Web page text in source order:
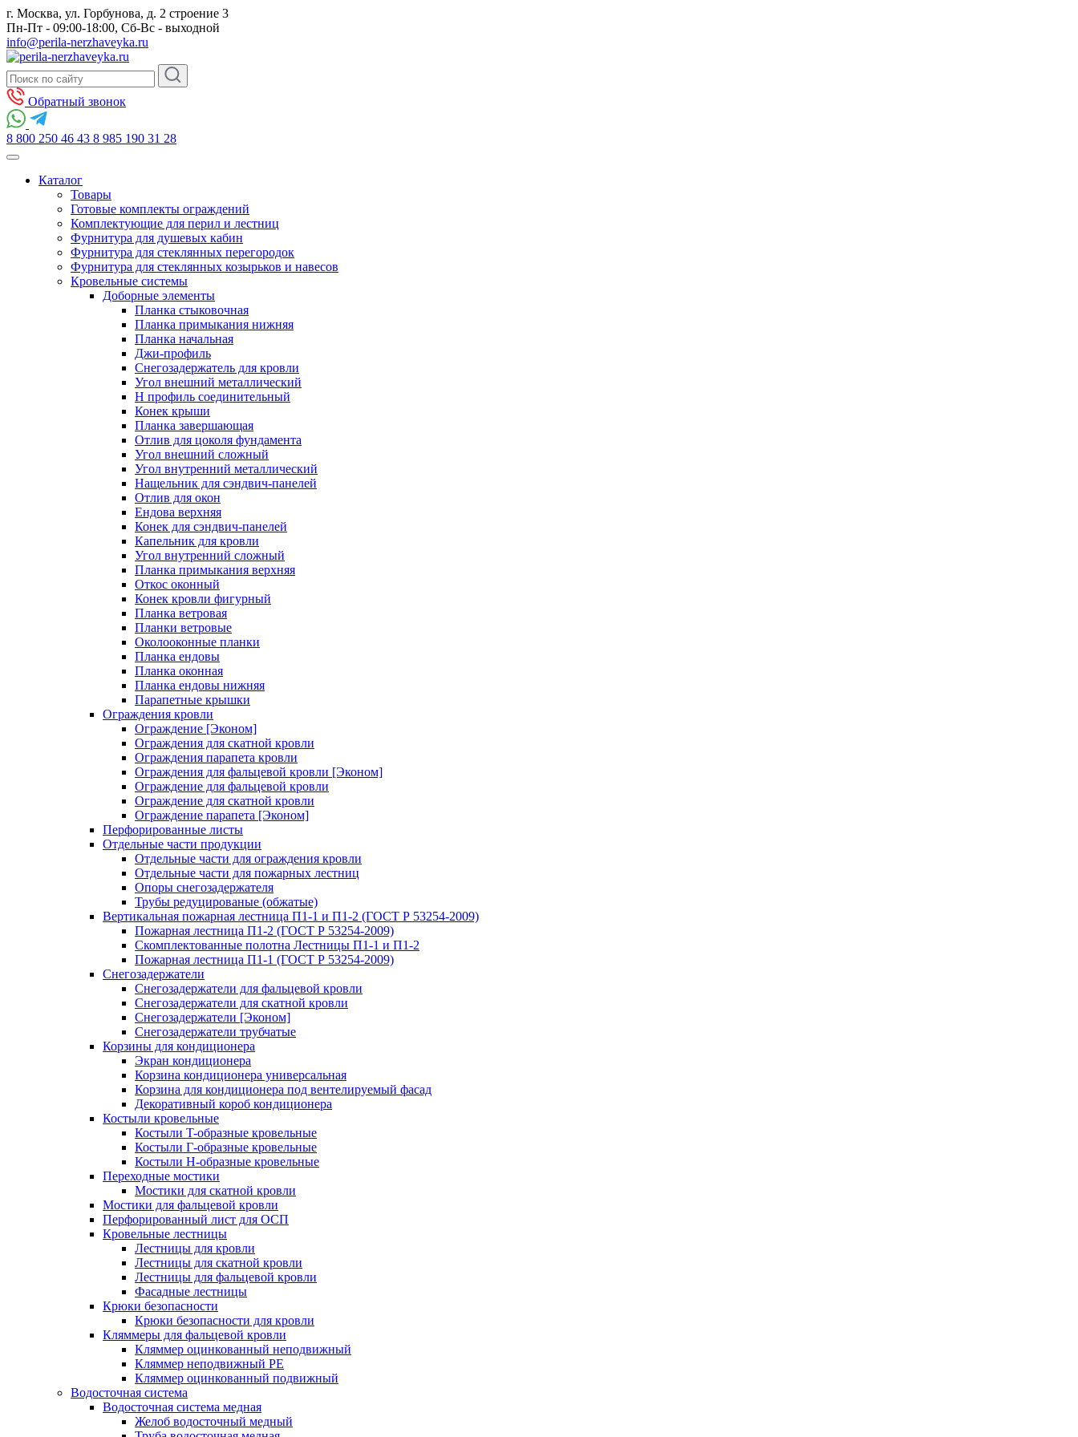
г. Москва, ул. Горбунова, д. 2 строение 3
Пн-Пт - 09:00-18:00, Сб-Вс - выходной
info@perila-nerzhaveyka.ru
Обратный звонок
8 800 250 46 43 8 985 190 31 28
Каталог
Товары
Готовые комплекты ограждений
Комплектующие для перил и лестниц
Фурнитура для душевых кабин
Фурнитура для стеклянных перегородок
Фурнитура для стеклянных козырьков и навесов
Кровельные системы
Доборные элементы
Планка стыковочная
Планка примыкания нижняя
Планка начальная
Джи-профиль
Снегозадержатель для кровли
Угол внешний металлический
Н профиль соединительный
Конек крыши
Планка завершающая
Отлив для цоколя фундамента
Угол внешний сложный
Угол внутренний металлический
Нащельник для сэндвич-панелей
Отлив для окон
Ендова верхняя
Конек для сэндвич-панелей
Капельник для кровли
Угол внутренний сложный
Планка примыкания верхняя
Откос оконный
Конек кровли фигурный
Планка ветровая
Планки ветровые
Околооконные планки
Планка ендовы
Планка оконная
Планка ендовы нижняя
Парапетные крышки
Ограждения кровли
Ограждение [Эконом]
Ограждения для скатной кровли
Ограждения парапета кровли
Ограждения для фальцевой кровли [Эконом]
Ограждение для фальцевой кровли
Ограждение для скатной кровли
Ограждение парапета [Эконом]
Перфорированные листы
Отдельные части продукции
Отдельные части для ограждения кровли
Отдельные части для пожарных лестниц
Опоры снегозадержателя
Трубы редуцированые (обжатые)
Вертикальная пожарная лестница П1-1 и П1-2 (ГОСТ Р 53254-2009)
Пожарная лестница П1-2 (ГОСТ Р 53254-2009)
Скомплектованные полотна Лестницы П1-1 и П1-2
Пожарная лестница П1-1 (ГОСТ Р 53254-2009)
Снегозадержатели
Снегозадержатели для фальцевой кровли
Снегозадержатели для скатной кровли
Снегозадержатели [Эконом]
Снегозадержатели трубчатые
Корзины для кондиционера
Экран кондиционера
Корзина кондиционера универсальная
Корзина для кондиционера под вентелируемый фасад
Декоративный короб кондиционера
Костыли кровельные
Костыли T-образные кровельные
Костыли Г-образные кровельные
Костыли Н-образные кровельные
Переходные мостики
Мостики для скатной кровли
Мостики для фальцевой кровли
Перфорированный лист для ОСП
Кровельные лестницы
Лестницы для кровли
Лестницы для скатной кровли
Лестницы для фальцевой кровли
Фасадные лестницы
Крюки безопасности
Крюки безопасности для кровли
Кляммеры для фальцевой кровли
Кляммер оцинкованный неподвижный
Кляммер неподвижный PE
Кляммер оцинкованный подвижный
Водосточная система
Водосточная система медная
Желоб водосточный медный